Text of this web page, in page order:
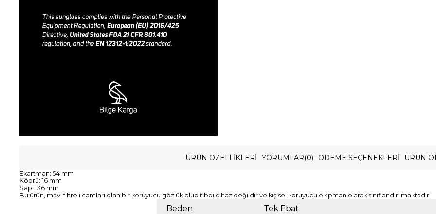
ÜRÜN ÖZELLIKLERI YORUMLAR(0) ÖDEME SEÇENEKLERI ÜRÜN
Ekartman: 54 mm
Köprü: 16 mm
Sap: 136 mm
Bu ürün, mavi filtreli camları olan bir koruyucu gözlük olup tıbbi cihaz değildir ve kişisel koruyucu ekipman olarak sınıflandırılmaktadır.
Beden Tek Ebat